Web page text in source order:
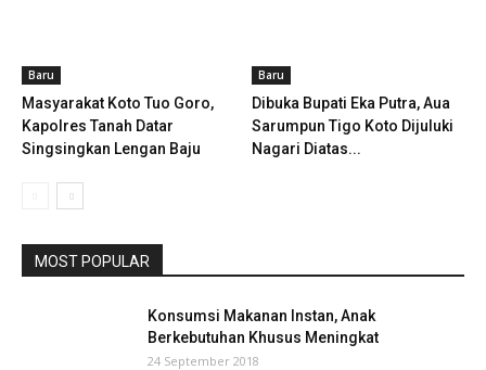
Baru
Masyarakat Koto Tuo Goro,
Kapolres Tanah Datar
Singsingkan Lengan Baju
Baru
Dibuka Bupati Eka Putra, Aua
Sarumpun Tigo Koto Dijuluki
Nagari Diatas...
MOST POPULAR
Konsumsi Makanan Instan, Anak
Berkebutuhan Khusus Meningkat
24 September 2018